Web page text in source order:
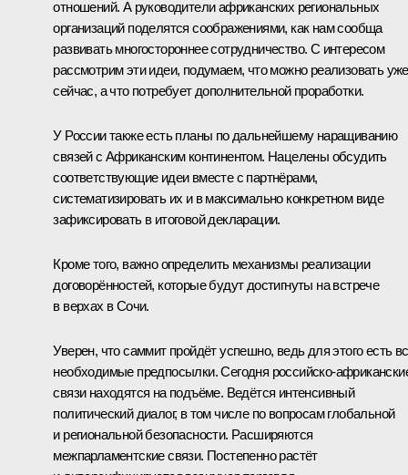
отношений. А руководители африканских региональных
организаций поделятся соображениями, как нам сообща
развивать многостороннее сотрудничество. С интересом
рассмотрим эти идеи, подумаем, что можно реализовать уже
сейчас, а что потребует дополнительной проработки.
У России также есть планы по дальнейшему наращиванию
связей с Африканским континентом. Нацелены обсудить
соответствующие идеи вместе с партнёрами,
систематизировать их и в максимально конкретном виде
зафиксировать в итоговой декларации.
Кроме того, важно определить механизмы реализации
договорённостей, которые будут достигнуты на встрече
в верхах в Сочи.
Уверен, что саммит пройдёт успешно, ведь для этого есть
необходимые предпосылки. Сегодня российско-
связи находятся на подъёме. Ведётся интенсивный
политический диалог, в том числе по вопросам глобальной
и региональной безопасности. Расширяются
межпарламентские связи. Постепенно растёт